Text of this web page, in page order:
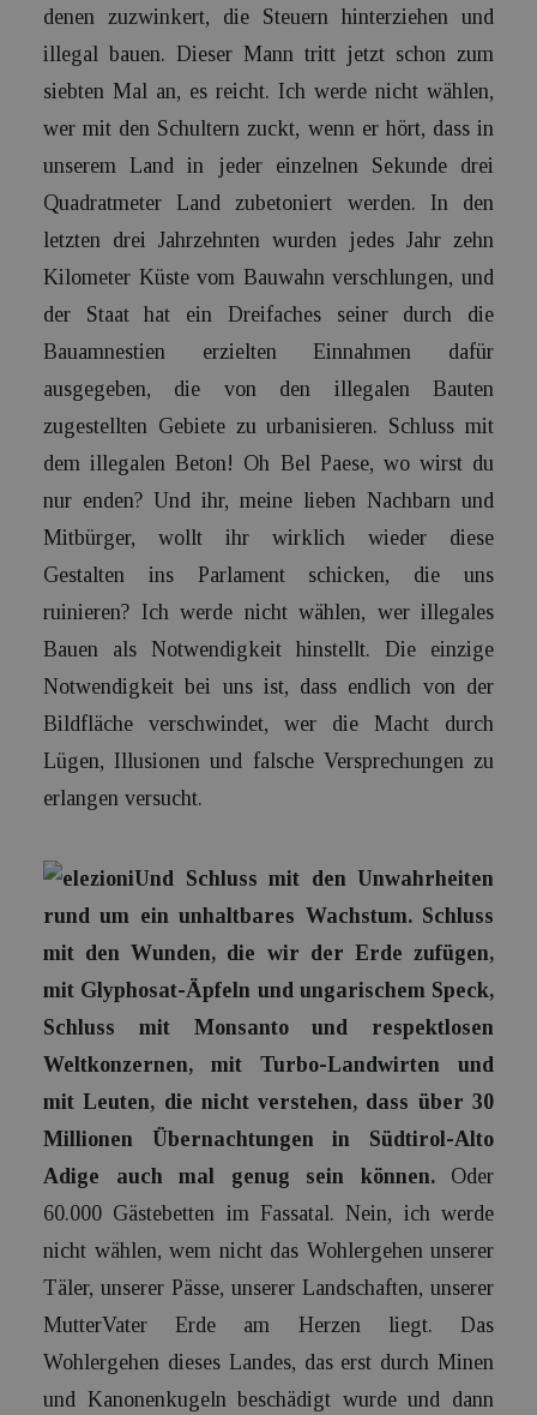
denen zuzwinkert, die Steuern hinterziehen und
illegal bauen. Dieser Mann tritt jetzt schon zum
siebten Mal an, es reicht. Ich werde nicht wählen,
wer mit den Schultern zuckt, wenn er hört, dass in
unserem Land in jeder einzelnen Sekunde drei
Quadratmeter Land zubetoniert werden. In den
letzten drei Jahrzehnten wurden jedes Jahr zehn
Kilometer Küste vom Bauwahn verschlungen, und
der Staat hat ein Dreifaches seiner durch die
Bauamnestien erzielten Einnahmen dafür
ausgegeben, die von den illegalen Bauten
zugestellten Gebiete zu urbanisieren. Schluss mit
dem illegalen Beton! Oh Bel Paese, wo wirst du
nur enden? Und ihr, meine lieben Nachbarn und
Mitbürger, wollt ihr wirklich wieder diese
Gestalten ins Parlament schicken, die uns
ruinieren? Ich werde nicht wählen, wer illegales
Bauen als Notwendigkeit hinstellt. Die einzige
Notwendigkeit bei uns ist, dass endlich von der
Bildfläche verschwindet, wer die Macht durch
Lügen, Illusionen und falsche Versprechungen zu
erlangen versucht.
Und Schluss mit den Unwahrheiten
rund um ein unhaltbares Wachstum. Schluss
mit den Wunden, die wir der Erde zufügen,
mit Glyphosat-Äpfeln und ungarischem Speck,
Schluss mit Monsanto und respektlosen
Weltkonzernen, mit Turbo-Landwirten und
mit Leuten, die nicht verstehen, dass über 30
Millionen Übernachtungen in Südtirol-Alto
Adige auch mal genug sein können. Oder
60.000 Gästebetten im Fassatal. Nein, ich werde
nicht wählen, wem nicht das Wohlergehen unserer
Täler, unserer Pässe, unserer Landschaften, unserer
MutterVater Erde am Herzen liegt. Das
Wohlergehen dieses Landes, das erst durch Minen
und Kanonenkugeln beschädigt wurde und dann